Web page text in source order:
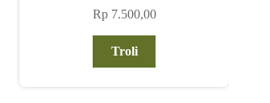
Rp7.500,00
Troli